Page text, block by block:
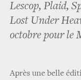
Lescop, Plaid,
Lost Under
octobre pour le
Après une belle